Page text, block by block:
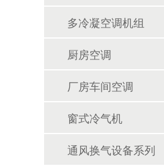
多冷凝空调机组
厨房空调
厂房车间空调
窗式冷气机
通风换气设备系列